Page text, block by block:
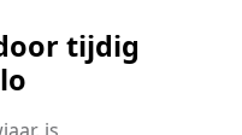
tijdig